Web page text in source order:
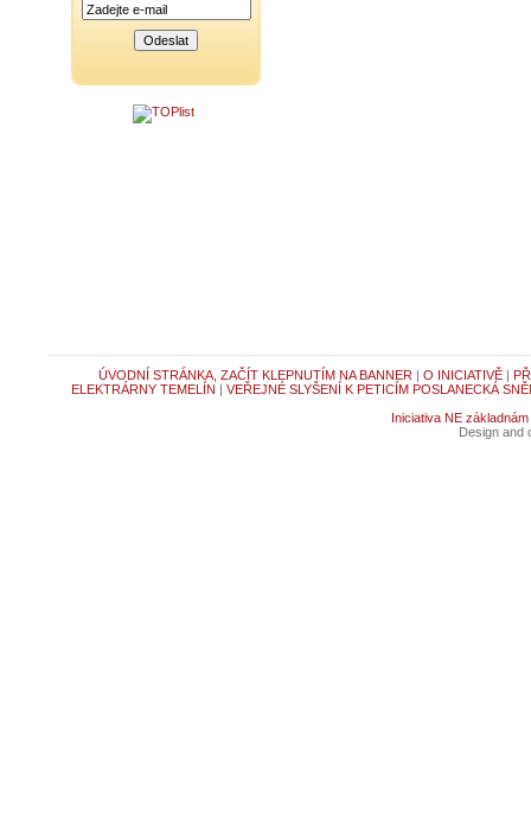
ÚVODNÍ STRÁNKA, ZAČÍT KLEPNUTÍM NA BANNER | O INICIATIVĚ|
ELEKTRÁRNY TEMELÍN | VEŘEJNÉ SLYŠENÍ K PETICÍM POSLANECKÁ
Iniciativa NE základnám
Design and